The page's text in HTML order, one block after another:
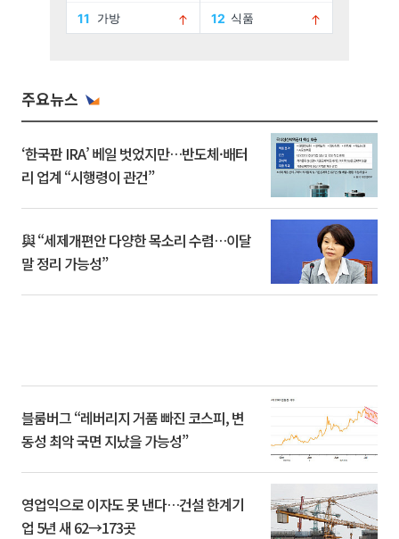
주요뉴스
‘한국판 IRA’ 베일 벗었지만…반도체·배터
리 업계 “시행령이 관건”
與 “세제개편안 다양한 목소리 수렴…이달
말 정리 가능성”
블룸버그 “레버리지 거품 빠진 코스피, 변
동성 최악 국면 지났을 가능성”
영업익으로 이자도 못 낸다…건설 한계기
업 5년 새 62→173곳